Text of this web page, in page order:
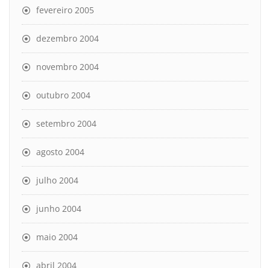
fevereiro 2005
dezembro 2004
novembro 2004
outubro 2004
setembro 2004
agosto 2004
julho 2004
junho 2004
maio 2004
abril 2004